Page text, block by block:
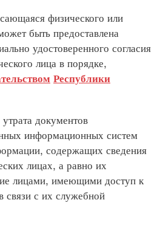
физического или
быть предоставлена
удостоверенного согласия
лица в порядке,
Республики
документов
информационных систем
содержащих сведения
лицах, а равно их
лицами, имеющими доступ к
связи с их служебной